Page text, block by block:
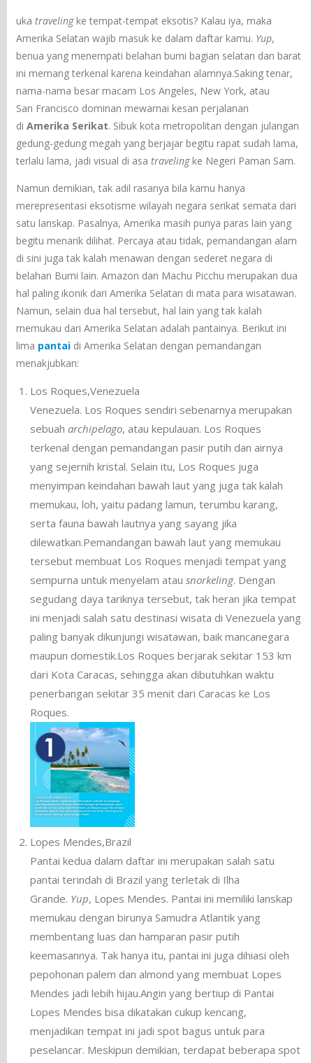
ukatravelingke tempat-tempat eksotis? Kalau iya, maka
Amerika Selatan wajib masuk ke dalam daftar kamu. Yup,
benua yang menempati belahan bumi bagian selatan dan barat
ini memang terkenal karena keindahan alamnya.Saking tenar,
nama-nama besar macam Los Angeles, New York, atau
San Francisco dominan mewarnai kesan perjalanan
diAmerika Serikat. Sibuk kota metropolitan dengan julangan
gedung-gedung megah yang berjajar begitu rapat sudah lama,
terlalu lama, jadi visual di asatravelingke Negeri Paman Sam.
Namun demikian, tak adil rasanya bila kamu hanya
merepresentasi eksotisme wilayah negara serikat semata dari
satu lanskap. Pasalnya, Amerika masih punya paras lain yang
begitu menarik dilihat. Percaya atau tidak, pemandangan alam
di sini juga tak kalah menawan dengan sederet negara di
belahan Bumi lain. Amazon dan Machu Picchu merupakan dua
hal paling ikonik dari Amerika Selatan di mata para wisatawan.
Namun, selain dua hal tersebut, hal lain yang tak kalah
memukau dari Amerika Selatan adalah pantainya. Berikut ini
lima pantai di Amerika Selatan dengan pemandangan
menakjubkan:
Los Roques,Venezuela
Venezuela. Los Roques sendiri sebenarnya merupakan
sebuaharchipelago, atau kepulauan. Los Roques
terkenal dengan pemandangan pasir putih dan airnya
yang sejernih kristal. Selain itu, Los Roques juga
menyimpan keindahan bawah laut yang juga tak kalah
memukau, loh, yaitu padang lamun, terumbu karang,
serta fauna bawah lautnya yang sayang jika
dilewatkan.Pemandangan bawah laut yang memukau
tersebut membuat Los Roques menjadi tempat yang
sempurna untuk menyelam atausnorkeling. Dengan
segudang daya tariknya tersebut, tak heran jika tempat
ini menjadi salah satu destinasi wisata di Venezuela yang
paling banyak dikunjungi wisatawan, baik mancanegara
maupun domestik.Los Roques berjarak sekitar 153 km
dari Kota Caracas, sehingga akan dibutuhkan waktu
penerbangan sekitar 35 menit dari Caracas ke Los
Roques.
Lopes Mendes,Brazil
Pantai kedua dalam daftar ini merupakan salah satu
pantai terindah di Brazil yang terletak di Ilha
Grande. Yup, Lopes Mendes. Pantai ini memiliki lanskap
memukau dengan birunya Samudra Atlantik yang
membentang luas dan hamparan pasir putih
keemasannya. Tak hanya itu, pantai ini juga dihiasi oleh
pepohonan palem dan almond yang membuat Lopes
Mendes jadi lebih hijau.Angin yang bertiup di Pantai
Lopes Mendes bisa dikatakan cukup kencang,
menjadikan tempat ini jadi spot bagus untuk para
peselancar. Meskipun demikian, terdapat beberapa spot